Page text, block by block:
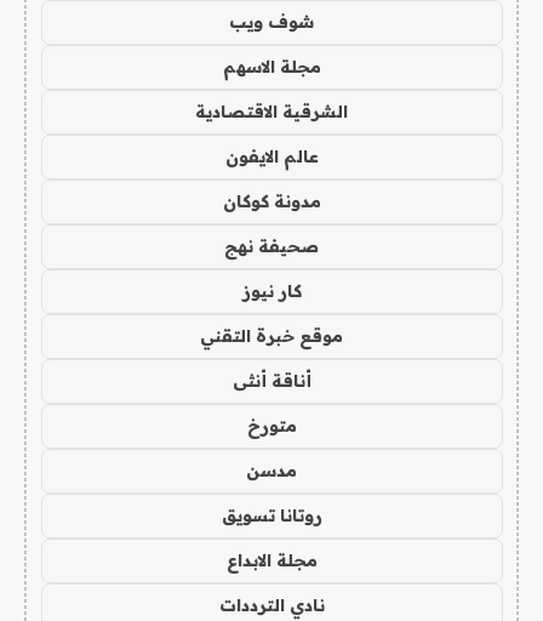
شوف ويب
مجلة الاسهم
الشرقية الاقتصادية
عالم الايفون
مدونة كوكان
صحيفة نهج
كار نيوز
موقع خبرة التقني
أناقة أنثى
متورخ
مدسن
روتانا تسويق
مجلة الابداع
نادي الترددات